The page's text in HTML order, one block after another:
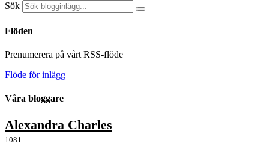
Sök
Flöden
Prenumerera på vårt RSS-flöde
Flöde för inlägg
Våra bloggare
Alexandra Charles
1081